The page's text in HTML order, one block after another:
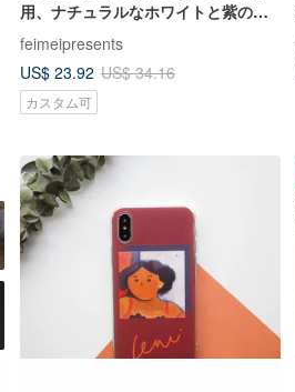
用、ナチュラルなホワイトと紫の押
し花スマホケース
feimeipresents
US$ 23.92 US$ 34.16
カスタム可